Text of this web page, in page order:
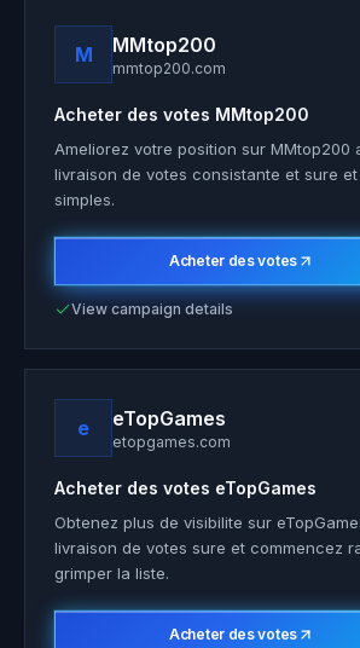
M MMtop200
mmtop200.com
Acheter des votes MMtop200
Ameliorez votre position sur MMtop200
livraison de votes consistante et sure
simples.
Acheter des votes
View campaign details
e eTopGames
etopgames.com
Acheter des votes eTopGames
Obtenez plus de visibilite sur
livraison de votes sure et commencez
grimper la liste.
Acheter des votes